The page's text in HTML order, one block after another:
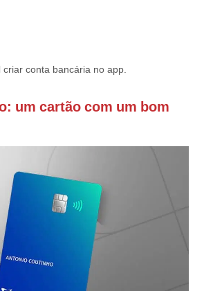
conta bancária no app.
um cartão com um bom